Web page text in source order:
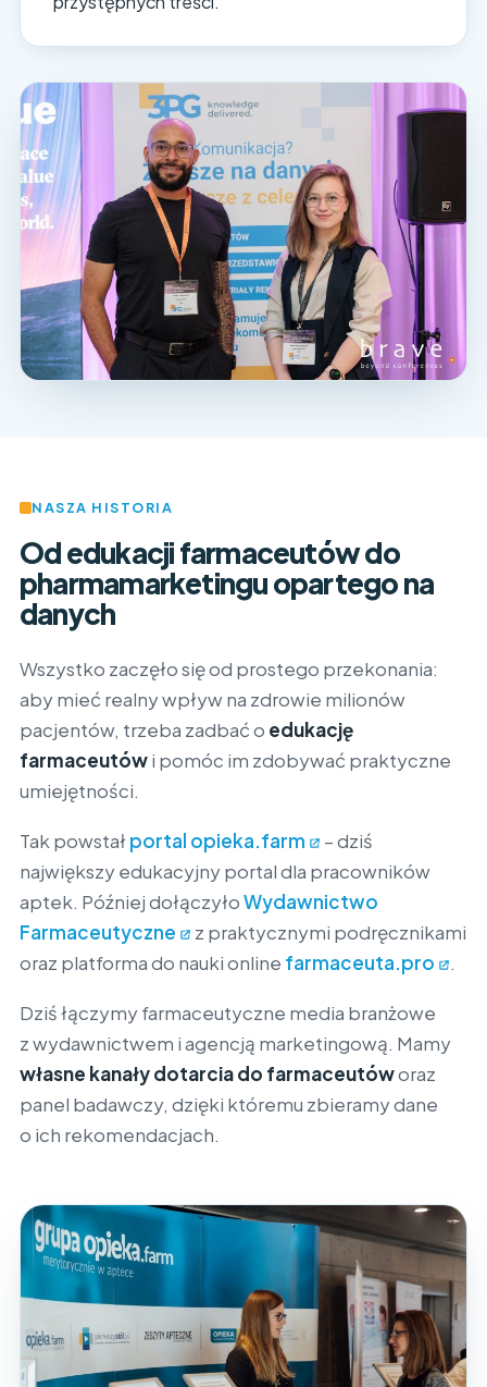
NASZA HISTORIA
Od edukacji farmaceutów do
pharmamarketingu opartego na
danych
Wszystko zaczęło się od prostego przekonania:
aby mieć realny wpływ na zdrowie milionów
pacjentów, trzeba zadbać o edukację
farmaceutówi pomóc im zdobywać praktyczne
umiejętności.
Tak powstał portal opieka.farm
– dziś
największy edukacyjny portal dla pracowników
aptek. Później dołączyłoWydawnictwo
Farmaceutyczne
z praktycznymi podręcznikami
oraz platforma do nauki online farmaceuta.pro .
Dziś łączymy farmaceutyczne media branżowe
z wydawnictwem i agencją marketingową. Mamy
własne kanały dotarcia do farmaceutóworaz
panel badawczy, dzięki któremu zbieramy dane
o ich rekomendacjach.